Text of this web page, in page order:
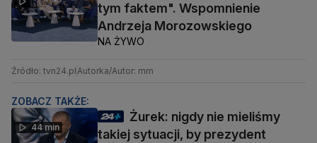
tym faktem". Wspomnienie
Andrzeja Morozowskiego
NA ŻYWO
Źródło: tvn24.plAutorka/Autor: mm
ZOBACZ TAKŻE:
44 min
Żurek: nigdy nie mieliśmy
takiej sytuacji, by prezydent